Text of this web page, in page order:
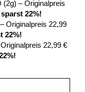
(2g) – Originalpreis
22%!
Originalpreis 22,99
22%!
22,99 €